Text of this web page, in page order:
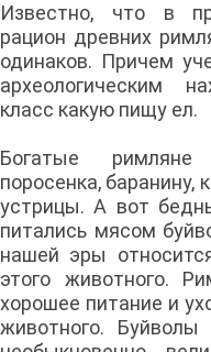
Известно, что в
рацион древних
одинаков. Причем
археологическим
класс какую пищу ел.
Богатые римляне
поросенка, баранину,
устрицы. А вот
питались мясом
нашей эры
этого животного.
хорошее питание и
животного.